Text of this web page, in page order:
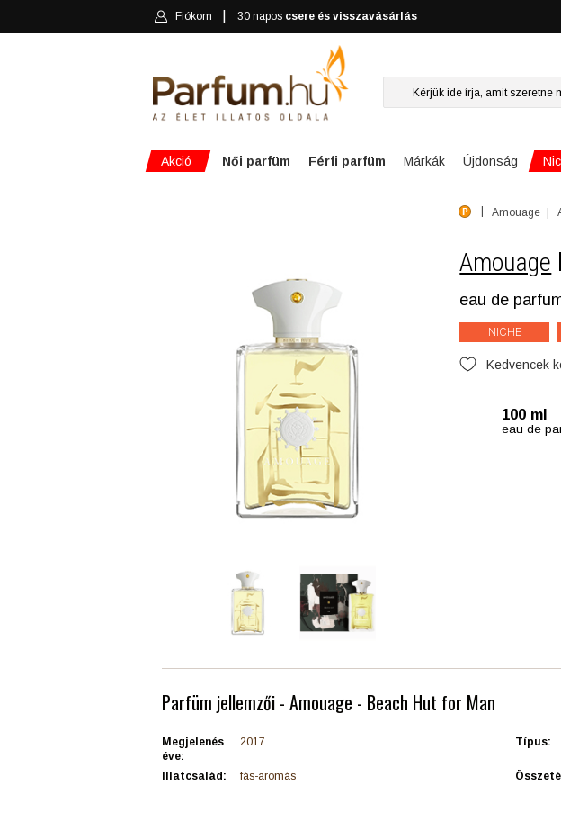
Fiókom 30 napos csere és visszavásárlás
Akció Női parfüm Férfi parfüm Márkák Újdonság
Amouage
Amouage
eau de
NICHE
Kedvencek
100 ml
eau de
Parfüm jellemzői - Amouage - Beach Hut for Man
Megjelenés
éve:
2017 Típus:
Illatcsalád: fás-aromás